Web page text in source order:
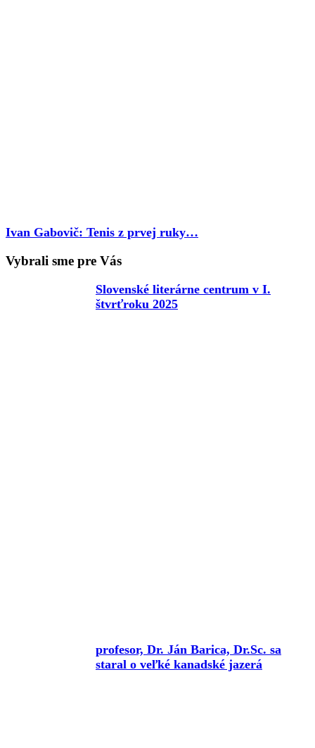
Ivan Gabovič: Tenis z prvej ruky…
Vybrali sme pre Vás
Slovenské literárne centrum v I.
štvrťroku 2025
profesor, Dr. Ján Barica, Dr.Sc. sa
staral o veľké kanadské jazerá